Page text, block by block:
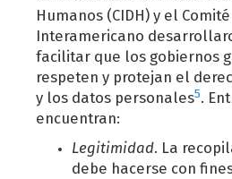
Humanos (CIDH) y el
Interamericano
facilitar que los gobiernos
respeten y protejan el
y los datos personales5.
encuentran:
Legitimidad. La
debe hacerse con